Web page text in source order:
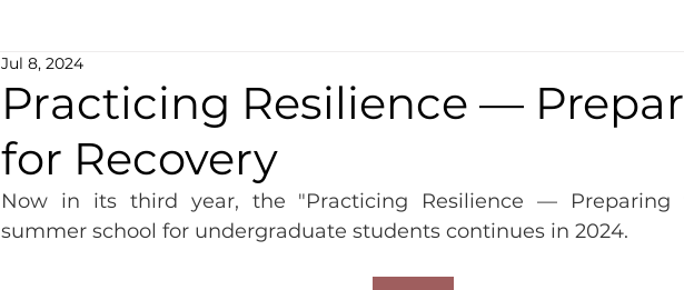
Practicing Resilience —
for Recovery
Jul 8, 2024
Now in its third year, the "Practicing Resilience — Preparing
summer school for undergraduate students continues in 2024.